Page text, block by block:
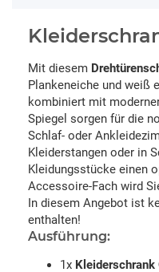
Mit diesem
Plankeneiche und weiß
kombiniert mit
Spiegel sorgen für die
Schlaf- oder
Kleiderstangen oder in
Kleidungsstücke einen
Accessoire-Fach wird
In diesem Angebot ist
enthalten!
Ausführung:
1x Kleiderschrank